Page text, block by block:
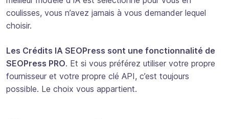
coulisses, vous n’avez jamais à vous demander lequel
choisir.
Les Crédits IA SEOPress sont une fonctionnalité de
SEOPress PRO. Et si vous préférez utiliser votre propre
fournisseur et votre propre clé API, c’est toujours
possible. Le choix vous appartient.